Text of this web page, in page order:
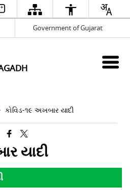
Government of Gujarat
કોવિડ-૧૯ અખબાર યાદી
યાદી